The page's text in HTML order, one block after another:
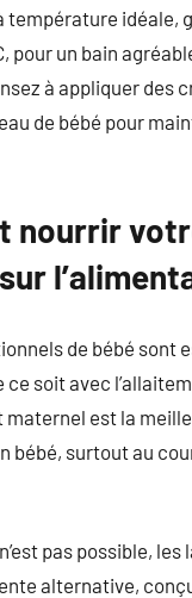
température idéale,
pour un bain
à appliquer des
de bébé pour
nourrir
de bébé sont
ce soit avec
est la
bébé, surtout au
pas possible,
alternative,